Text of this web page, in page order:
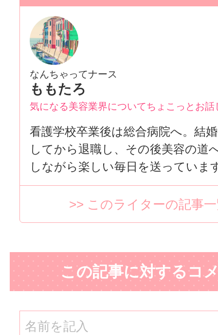
なんちゃってナース
ももたろ
気になる美容業界についてちょこっとお話
看護学校卒業後は総合病院へ。結
してから退職し、その後美容の道
しながら楽しい毎日を送っていま
>> このライターの記事
この記事に対するコ